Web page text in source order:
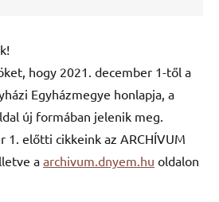
hogy 2021. december 1-től a
Egyházmegye honlapja, a
új formában jelenik meg.
1. előtti cikkeink az ARCHÍVUM
a archivum.dnyem.hu oldalon